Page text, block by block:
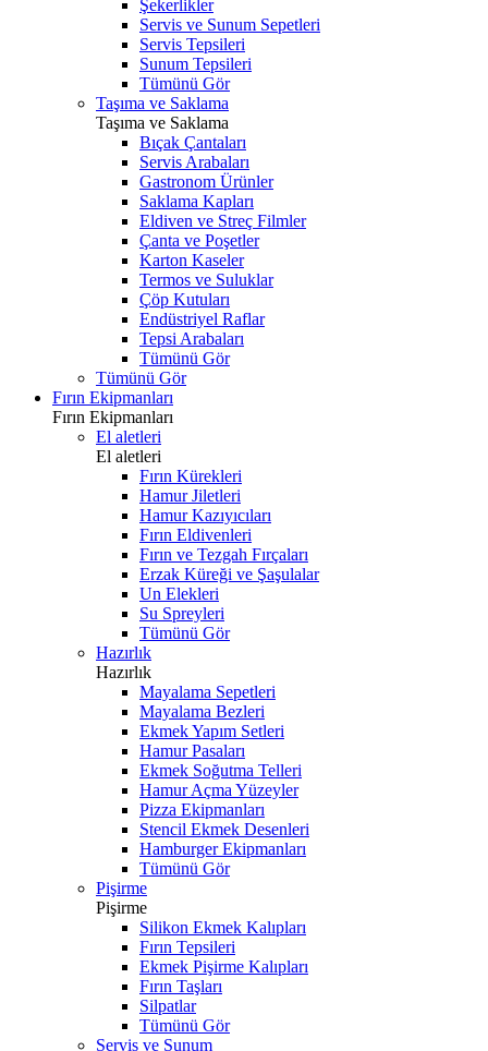
Şekerlikler
Servis ve Sunum Sepetleri
Servis Tepsileri
Sunum Tepsileri
Tümünü Gör
Taşıma ve Saklama
Taşıma ve Saklama
Bıçak Çantaları
Servis Arabaları
Gastronom Ürünler
Saklama Kapları
Eldiven ve Streç Filmler
Çanta ve Poşetler
Karton Kaseler
Termos ve Suluklar
Çöp Kutuları
Endüstriyel Raflar
Tepsi Arabaları
Tümünü Gör
Tümünü Gör
Fırın Ekipmanları
Fırın Ekipmanları
El aletleri
El aletleri
Fırın Kürekleri
Hamur Jiletleri
Hamur Kazıyıcıları
Fırın Eldivenleri
Fırın ve Tezgah Fırçaları
Erzak Küreği ve Şaşulalar
Un Elekleri
Su Spreyleri
Tümünü Gör
Hazırlık
Hazırlık
Mayalama Sepetleri
Mayalama Bezleri
Ekmek Yapım Setleri
Hamur Pasaları
Ekmek Soğutma Telleri
Hamur Açma Yüzeyler
Pizza Ekipmanları
Stencil Ekmek Desenleri
Hamburger Ekipmanları
Tümünü Gör
Pişirme
Pişirme
Silikon Ekmek Kalıpları
Fırın Tepsileri
Ekmek Pişirme Kalıpları
Fırın Taşları
Silpatlar
Tümünü Gör
Servis ve Sunum